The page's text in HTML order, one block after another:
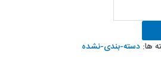
ها: دسته-بندی-نشده